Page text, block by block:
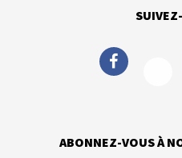
ABONNEZ-VOUS À